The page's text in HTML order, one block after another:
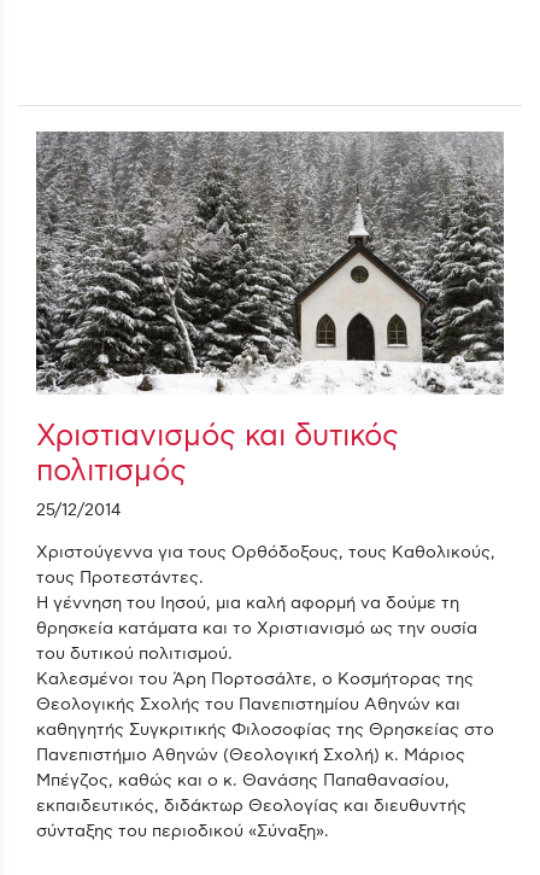
Χριστιανισμός και δυτικός
πολιτισμός
25/12/2014
Χριστούγεννα για τους Ορθόδοξους, τους Καθολικούς,
τους Προτεστάντες.
Η γέννηση του Ιησού, μια καλή αφορμή να δούμε τη
θρησκεία κατάματα και το Χριστιανισμό ως την ουσία
του δυτικού πολιτισμού.
Καλεσμένοι του Άρη Πορτοσάλτε, ο Κοσμήτορας της
Θεολογικής Σχολής του Πανεπιστημίου Αθηνών και
καθηγητής Συγκριτικής Φιλοσοφίας της Θρησκείας στο
Πανεπιστήμιο Αθηνών (Θεολογική Σχολή) κ. Μάριος
Μπέγζος, καθώς και ο κ. Θανάσης Παπαθανασίου,
εκπαιδευτικός, διδάκτωρ Θεολογίας και διευθυντής
σύνταξης του περιοδικού «Σύναξη».